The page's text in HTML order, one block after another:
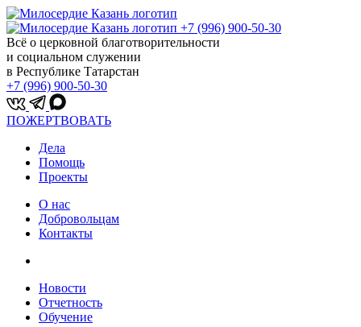
+7 (996) 900-50-30
Всё о церковной благотворительности
и социальном служении
в Республике Татарстан
+7 (996) 900-50-30
ПОЖЕРТВОВАТЬ
Дела
Помощь
Проекты
О нас
Добровольцам
Контакты
Новости
Отчетность
Обучение